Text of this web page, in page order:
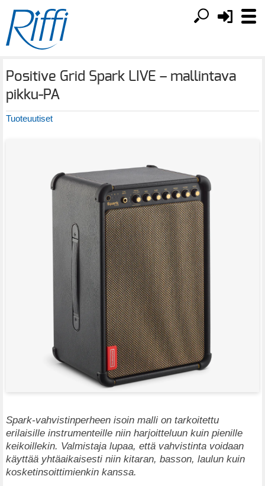
Positive Grid Spark LIVE – mallintava
pikku-PA
Tuoteuutiset
Spark-vahvistinperheen isoin malli on tarkoitettu
erilaisille instrumenteille niin harjoitteluun kuin pienille
keikoillekin. Valmistaja lupaa, että vahvistinta voidaan
käyttää yhtäaikaisesti niin kitaran, basson, laulun kuin
kosketinsoittimienkin kanssa.